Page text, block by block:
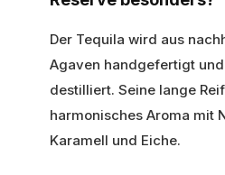
Der Tequila wird aus
Agaven handgefertigt
destilliert. Seine lange
harmonisches Aroma mit
Karamell und Eiche.